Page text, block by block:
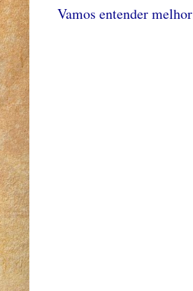
Vamos entender